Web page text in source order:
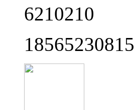
6210210
18565230815